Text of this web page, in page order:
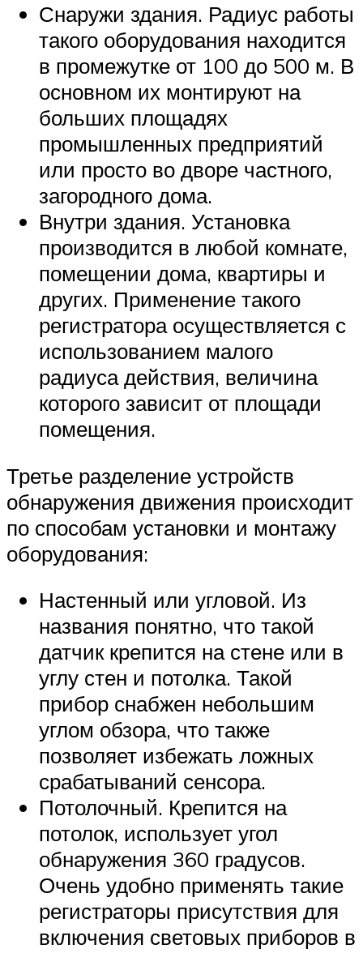
Снаружи здания. Радиус работы
такого оборудования находится
в промежутке от 100 до 500 м. В
основном их монтируют на
больших площадях
промышленных предприятий
или просто во дворе частного,
загородного дома.
Внутри здания. Установка
производится в любой комнате,
помещении дома, квартиры и
других. Применение такого
регистратора осуществляется с
использованием малого
радиуса действия, величина
которого зависит от площади
помещения.
Третье разделение устройств
обнаружения движения происходит
по способам установки и монтажу
оборудования:
Настенный или угловой. Из
названия понятно, что такой
датчик крепится на стене или в
углу стен и потолка. Такой
прибор снабжен небольшим
углом обзора, что также
позволяет избежать ложных
срабатываний сенсора.
Потолочный. Крепится на
потолок, использует угол
обнаружения 360 градусов.
Очень удобно применять такие
регистраторы присутствия для
включения световых приборов в